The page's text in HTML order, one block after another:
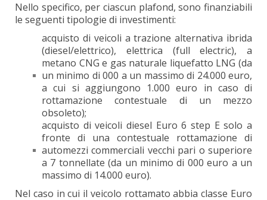
Nello specifico, per ciascun plafond, sono finanziabili
le seguenti tipologie di investimenti:
acquisto di veicoli a trazione alternativa ibrida
(diesel/elettrico), elettrica (full electric), a
metano CNG e gas naturale liquefatto LNG (da
un minimo di 000 a un massimo di 24.000 euro,
a cui si aggiungono 1.000 euro in caso di
rottamazione contestuale di un mezzo
obsoleto);
acquisto di veicoli diesel Euro 6 step E solo a
fronte di una contestuale rottamazione di
automezzi commerciali vecchi pari o superiore
a 7 tonnellate (da un minimo di 000 euro a un
massimo di 14.000 euro).
Nel caso in cui il veicolo rottamato abbia classe Euro